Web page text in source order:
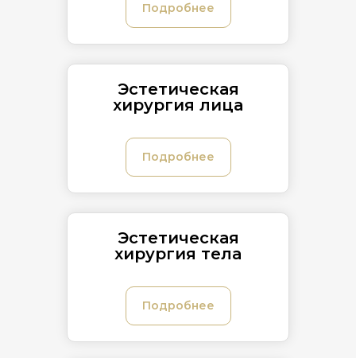
Подробнее
Эстетическая
хирургия лица
Подробнее
Эстетическая
хирургия тела
Подробнее